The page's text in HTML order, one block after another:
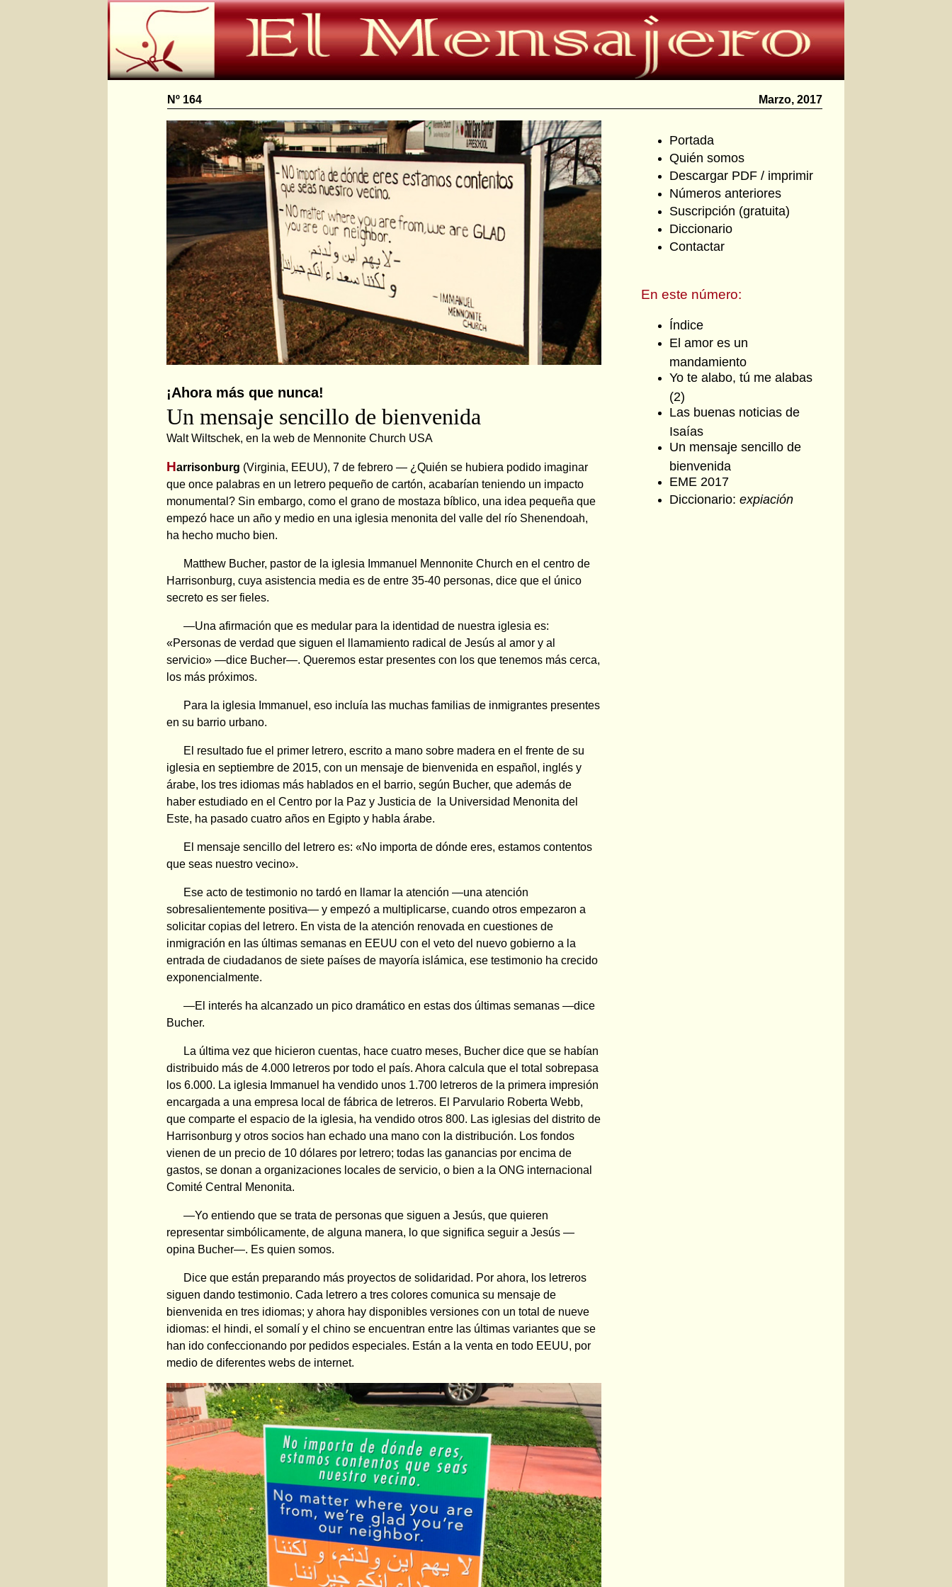
Nº 164 Marzo, 2017
¡Ahora más que nunca!
Un mensaje sencillo de bienvenida
Walt Wiltschek, en la web de Mennonite Church USA
Harrisonburg (Virginia, EEUU), 7 de febrero — ¿Quién se hubiera podido imaginar
que once palabras en un letrero pequeño de cartón, acabarían teniendo un impacto
monumental? Sin embargo, como el grano de mostaza bíblico, una idea pequeña que
empezó hace un año y medio en una iglesia menonita del valle del río Shenendoah,
ha hecho mucho bien.
Matthew Bucher, pastor de la iglesia Immanuel Mennonite Church en el centro de
Harrisonburg, cuya asistencia media es de entre 35-40 personas, dice que el único
secreto es ser fieles.
—Una afirmación que es medular para la identidad de nuestra iglesia es:
«Personas de verdad que siguen el llamamiento radical de Jesús al amor y al
servicio» —dice Bucher—. Queremos estar presentes con los que tenemos más cerca,
los más próximos.
Para la iglesia Immanuel, eso incluía las muchas familias de inmigrantes presentes
en su barrio urbano.
El resultado fue el primer letrero, escrito a mano sobre madera en el frente de su
iglesia en septiembre de 2015, con un mensaje de bienvenida en español, inglés y
árabe, los tres idiomas más hablados en el barrio, según Bucher, que además de
haber estudiado en el Centro por la Paz y Justicia de la Universidad Menonita del
Este, ha pasado cuatro años en Egipto y habla árabe.
El mensaje sencillo del letrero es: «No importa de dónde eres, estamos contentos
que seas nuestro vecino».
Ese acto de testimonio no tardó en llamar la atención —una atención
sobresalientemente positiva— y empezó a multiplicarse, cuando otros empezaron a
solicitar copias del letrero. En vista de la atención renovada en cuestiones de
inmigración en las últimas semanas en EEUU con el veto del nuevo gobierno a la
entrada de ciudadanos de siete países de mayoría islámica, ese testimonio ha crecido
exponencialmente.
—El interés ha alcanzado un pico dramático en estas dos últimas semanas —dice
Bucher.
La última vez que hicieron cuentas, hace cuatro meses, Bucher dice que se habían
distribuido más de 4.000 letreros por todo el país. Ahora calcula que el total sobrepasa
los 6.000. La iglesia Immanuel ha vendido unos 1.700 letreros de la primera impresión
encargada a una empresa local de fábrica de letreros. El Parvulario Roberta Webb,
que comparte el espacio de la iglesia, ha vendido otros 800. Las iglesias del distrito de
Harrisonburg y otros socios han echado una mano con la distribución. Los fondos
vienen de un precio de 10 dólares por letrero; todas las ganancias por encima de
gastos, se donan a organizaciones locales de servicio, o bien a la ONG internacional
Comité Central Menonita.
—Yo entiendo que se trata de personas que siguen a Jesús, que quieren
representar simbólicamente, de alguna manera, lo que significa seguir a Jesús —
opina Bucher—. Es quien somos.
Dice que están preparando más proyectos de solidaridad. Por ahora, los letreros
siguen dando testimonio. Cada letrero a tres colores comunica su mensaje de
bienvenida en tres idiomas; y ahora hay disponibles versiones con un total de nueve
idiomas: el hindi, el somalí y el chino se encuentran entre las últimas variantes que se
han ido confeccionando por pedidos especiales. Están a la venta en todo EEUU, por
medio de diferentes webs de internet.
Portada
Quién somos
Descargar PDF / imprimir
Números anteriores
Suscripción (gratuita)
Diccionario
Contactar
En este número:
Índice
El amor es un
mandamiento
Yo te alabo, tú me alabas
(2)
Las buenas noticias de
Isaías
Un mensaje sencillo de
bienvenida
EME 2017
Diccionario:expiación